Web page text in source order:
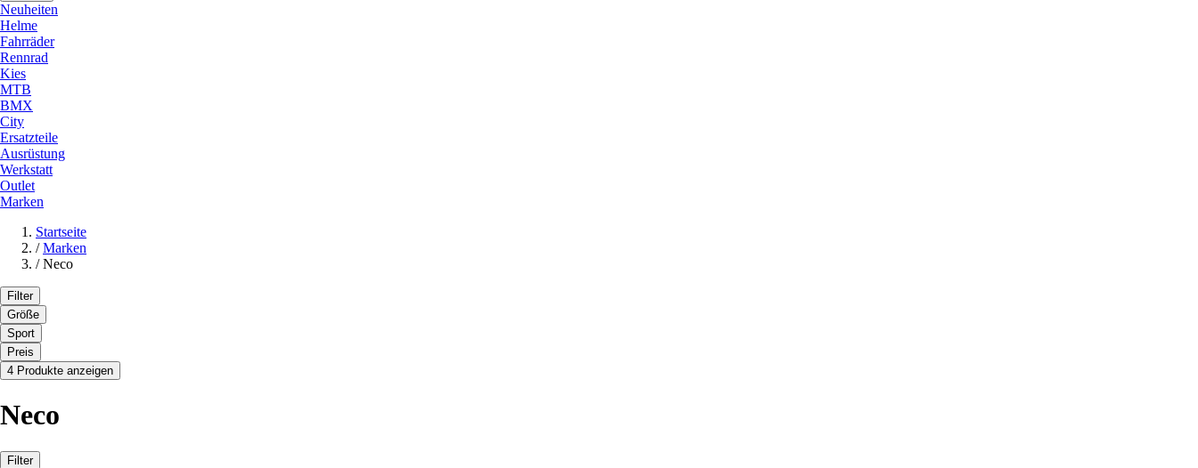
Neuheiten
Helme
Fahrräder
Rennrad
Kies
MTB
BMX
City
Ersatzteile
Ausrüstung
Werkstatt
Outlet
Marken
Startseite
/ Marken
/ Neco
Filter
Größe
Sport
Preis
4 Produkte anzeigen
Neco
Filter